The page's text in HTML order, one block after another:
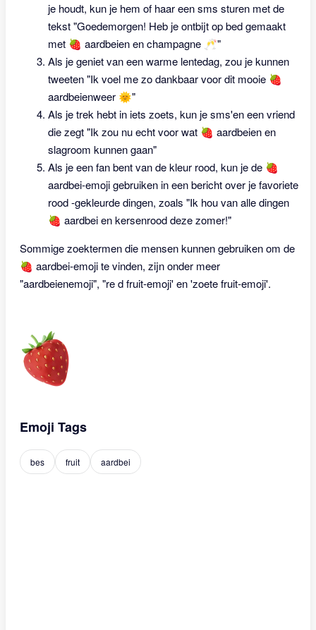
je houdt, kun je hem of haar een sms sturen met de
tekst "Goedemorgen! Heb je ontbijt op bed gemaakt
met 🍓 aardbeien en champagne 🥂"
Als je geniet van een warme lentedag, zou je kunnen
tweeten "Ik voel me zo dankbaar voor dit mooie 🍓
aardbeienweer 🌞"
Als je trek hebt in iets zoets, kun je sms'en een vriend
die zegt "Ik zou nu echt voor wat 🍓 aardbeien en
slagroom kunnen gaan"
Als je een fan bent van de kleur rood, kun je de 🍓
aardbei-emoji gebruiken in een bericht over je favoriete
rood -gekleurde dingen, zoals "Ik hou van alle dingen
🍓 aardbei en kersenrood deze zomer!"
Sommige zoektermen die mensen kunnen gebruiken om de
🍓 aardbei-emoji te vinden, zijn onder meer
"aardbeienemoji", "re d fruit-emoji' en 'zoete fruit-emoji'.
Emoji Tags
bes fruit aardbei